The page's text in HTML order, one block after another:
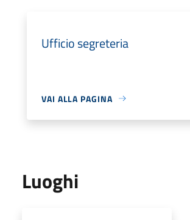
Ufficio segreteria
VAI ALLA PAGINA
Luoghi